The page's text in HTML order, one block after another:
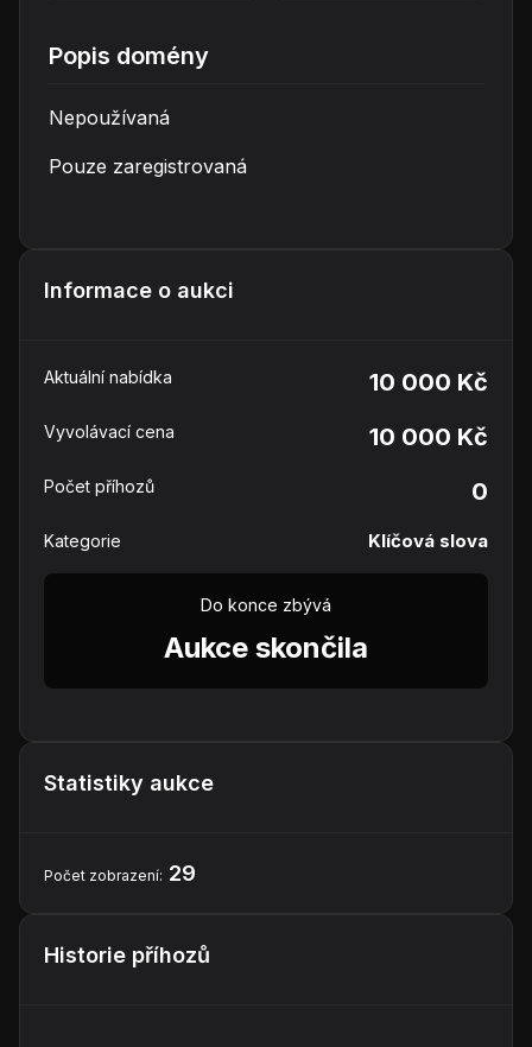
Popis domény
Nepoužívaná
Pouze zaregistrovaná
Informace o aukci
Aktuální nabídka 10 000 Kč
Vyvolávací cena 10 000 Kč
Počet příhozů 0
Kategorie Klíčová slova
Do konce zbývá
Aukce skončila
Statistiky aukce
Počet zobrazení: 29
Historie příhozů